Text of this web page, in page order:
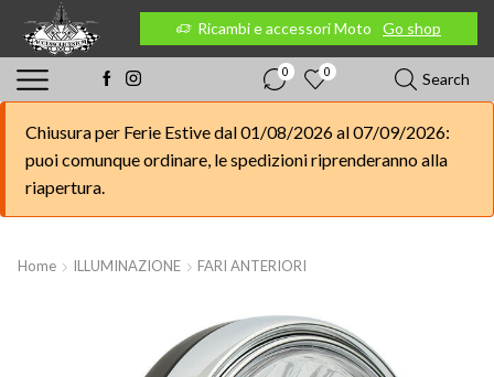
Go shop Ricambi e accessori Moto Go shop
0 0 Search
Chiusura per Ferie Estive dal 01/08/2026 al 07/09/2026:
puoi comunque ordinare, le spedizioni riprenderanno alla
riapertura.
Home ILLUMINAZIONE FARI ANTERIORI